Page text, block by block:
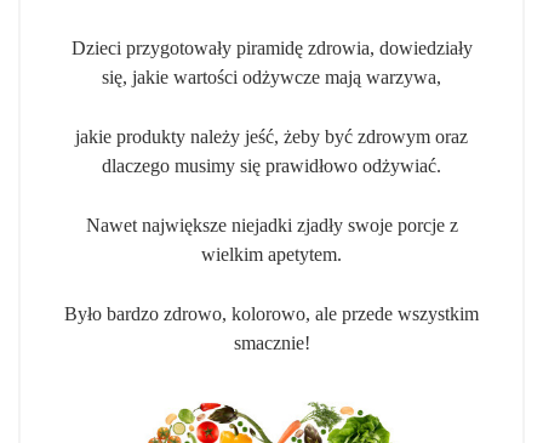
Dzieci przygotowały piramidę zdrowia, dowiedziały
się, jakie wartości odżywcze mają warzywa,
jakie produkty należy jeść, żeby być zdrowym oraz
dlaczego musimy się prawidłowo odżywiać.
Nawet największe niejadki zjadły swoje porcje z
wielkim apetytem.
Było bardzo zdrowo, kolorowo, ale przede wszystkim
smacznie!